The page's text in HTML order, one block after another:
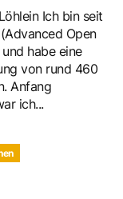
Ich bin seit
Open
habe eine
von rund 460
Anfang
ich...